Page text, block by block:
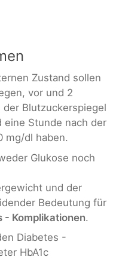
Zustand sollen
vor und 2
Blutzuckerspiegel
eine Stunde nach der
mg/dl haben.
Glukose noch
und der
Bedeutung für
- Komplikationen.
Diabetes -
HbA1c